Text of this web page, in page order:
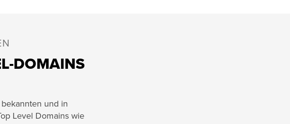
DOMAINS
und in
Level Domains wie